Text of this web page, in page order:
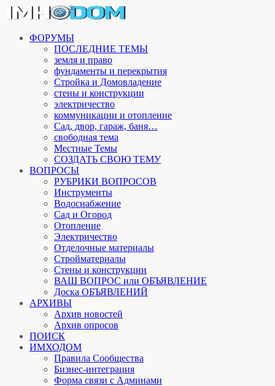
ФОРУМЫ
ПОСЛЕДНИЕ ТЕМЫ
земля и право
фундаменты и перекрытия
Стройка и Домовладение
стены и конструкции
электричество
коммуникации и отопление
Cад, двор, гараж, баня…
свободная тема
Местные Темы
СОЗДАТЬ СВОЮ ТЕМУ
ВОПРОСЫ
РУБРИКИ ВОПРОСОВ
Инструменты
Водоснабжение
Сад и Огород
Отопление
Электричество
Отделочные материалы
Стройматериалы
Стены и конструкции
ВАШ ВОПРОС или ОБЪЯВЛЕНИЕ
Доска ОБЪЯВЛЕНИЙ
АРХИВЫ
Архив новостей
Архив опросов
ПОИСК
ИМХОДОМ
Правила Сообщества
Бизнес-интеграция
Форма связи с Админами